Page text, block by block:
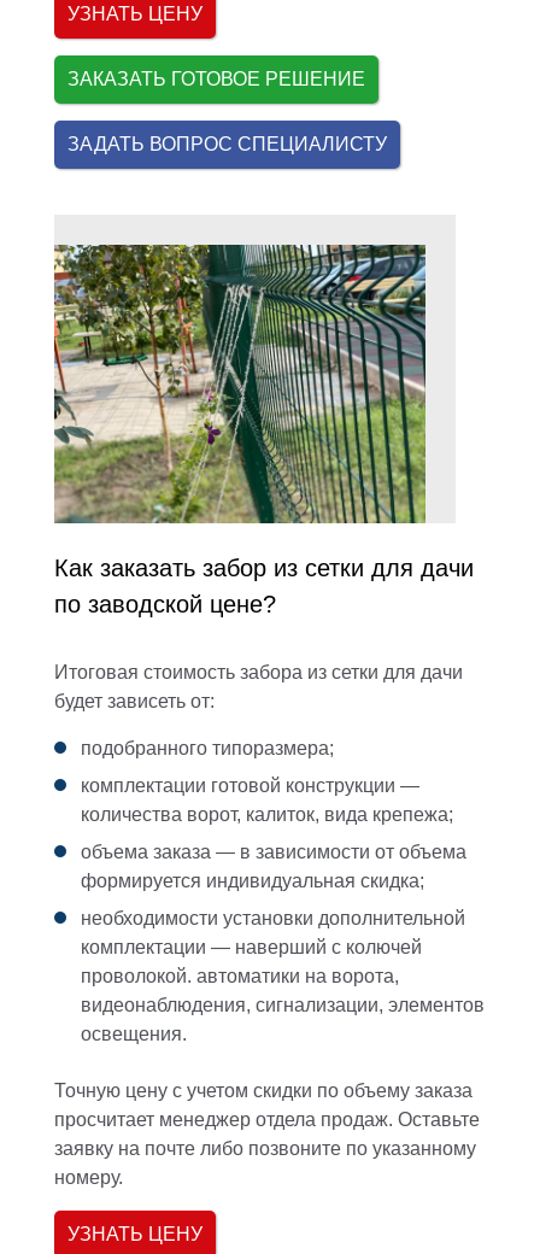
УЗНАТЬ ЦЕНУ
ЗАКАЗАТЬ ГОТОВОЕ РЕШЕНИЕ
ЗАДАТЬ ВОПРОС СПЕЦИАЛИСТУ
Как заказать забор из сетки для дачи
по заводской цене?
Итоговая стоимость забора из сетки для дачи
будет зависеть от:
подобранного типоразмера;
комплектации готовой конструкции —
количества ворот, калиток, вида крепежа;
объема заказа — в зависимости от объема
формируется индивидуальная скидка;
необходимости установки дополнительной
комплектации — наверший с колючей
проволокой. автоматики на ворота,
видеонаблюдения, сигнализации, элементов
освещения.
Точную цену с учетом скидки по объему заказа
просчитает менеджер отдела продаж. Оставьте
заявку на почте либо позвоните по указанному
номеру.
УЗНАТЬ ЦЕНУ